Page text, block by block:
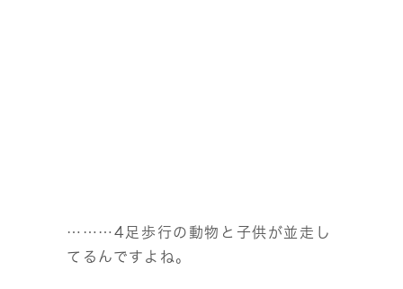
………4足歩行の動物と子供が並走し
てるんですよね。